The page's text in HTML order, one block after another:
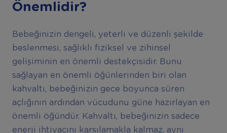
Önemlidir?
Bebeğinizin dengeli, yeterli ve düzenli şekilde
beslenmesi, sağlıklı fiziksel ve zihinsel
gelişiminin en önemli destekçisidir. Bunu
sağlayan en önemli öğünlerinden biri olan
kahvaltı, bebeğinizin gece boyunca süren
açlığının ardından vücudunu güne hazırlayan en
önemli öğündür. Kahvaltı, bebeğinizin sadece
enerji ihtiyacını karşılamakla kalmaz, aynı